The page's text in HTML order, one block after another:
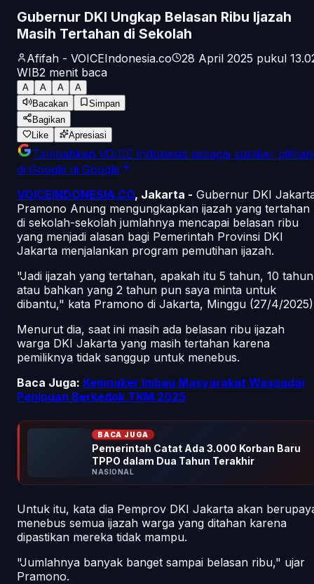
Gubernur DKI Ungkap Belasan Ribu Ijazah
Masih Tertahan di Sekolah
Afifah - VOICEIndonesia.co
28 April 2025 pukul
WIB2 menit baca
A A A
A
Bacakan
Simpan
Bagikan
Like
Apresiasi
Tambahkan VOICE Indonesia sebagai sumber pilihan
di Google di Google
VOICEINDONESIA.CO, Jakarta - Gubernur DKI
Pramono Anung mengungkapkan ijazah yang tertahan
di sekolah-sekolah jumlahnya mencapai belasan ribu
yang menjadi alasan bagi Pemerintah Provinsi DKI
Jakarta menjalankan program pemutihan ijazah.
"Jadi ijazah yang tertahan, apakah itu 5 tahun, 10
atau bahkan yang 2 tahun pun saya minta untuk
dibantu," kata Pramono di Jakarta, Minggu (27/4/
Menurut dia, saat ini masih ada belasan ribu ijazah
warga DKI Jakarta yang masih tertahan karena
pemiliknya tidak sanggup untuk menebus.
Baca Juga: Kemnaker Imbau Masyarakat Waspadai
Penipuan Berkedok TKM 2025
BACA JUGA
Pemerintah Catat Ada 3.000 Korban Baru
TPPO dalam Dua Tahun Terakhir
NASIONAL
Untuk itu, kata dia Pemprov DKI Jakarta akan
menebus semua ijazah warga yang ditahan karena
dipastikan mereka tidak mampu.
"Jumlahnya banyak banget sampai belasan ribu," ujar
Pramono.